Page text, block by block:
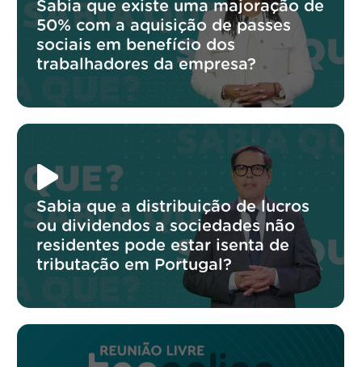
Sabia que existe uma majoração de
50% com a aquisição de passes
sociais em benefício dos
trabalhadores da empresa?
Sabia que a distribuição de lucros
ou dividendos a sociedades não
residentes pode estar isenta de
tributação em Portugal?